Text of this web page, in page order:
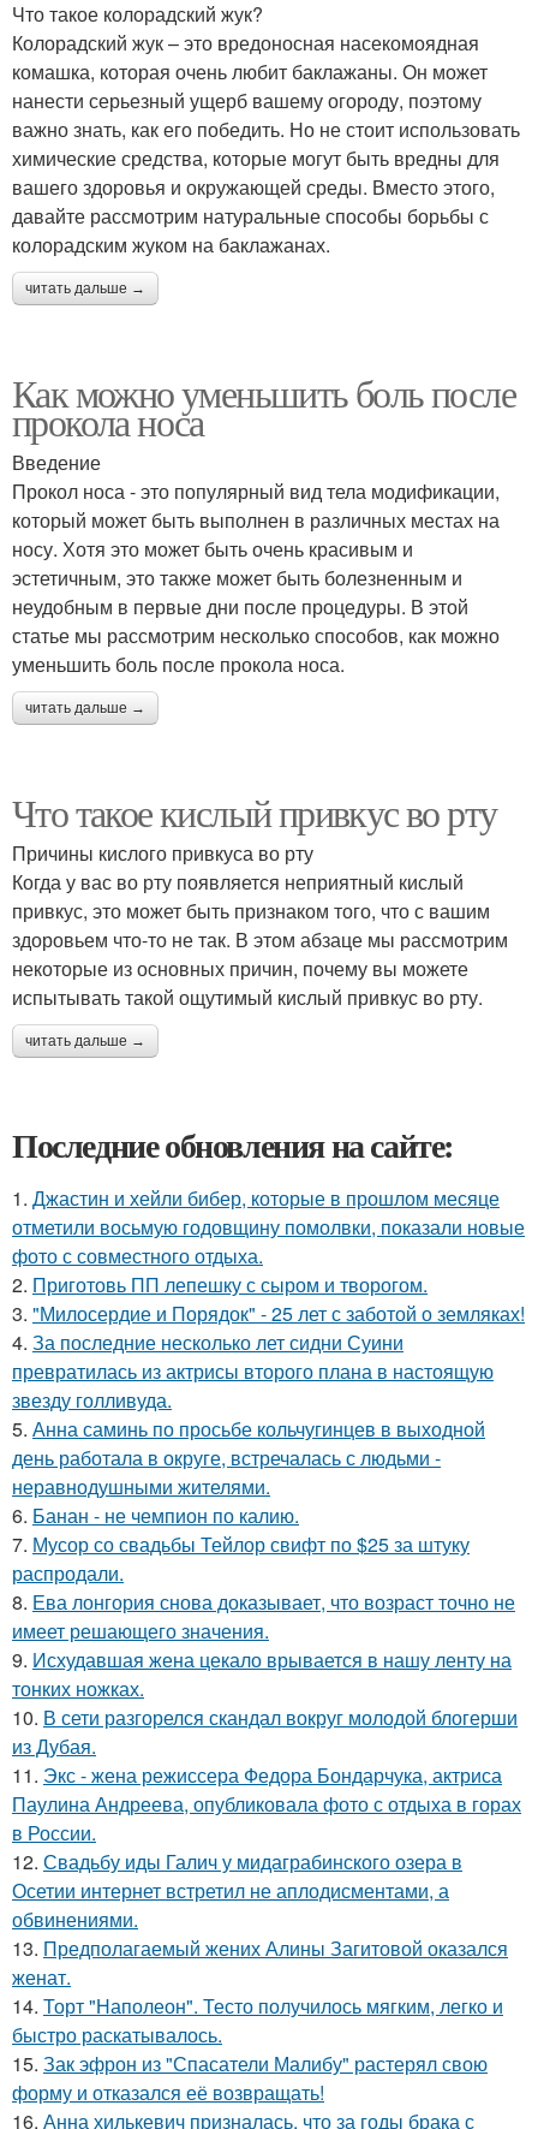
Что такое колорадский жук?
Колорадский жук – это вредоносная насекомоядная
комашка, которая очень любит баклажаны. Он может
нанести серьезный ущерб вашему огороду, поэтому
важно знать, как его победить. Но не стоит использовать
химические средства, которые могут быть вредны для
вашего здоровья и окружающей среды. Вместо этого,
давайте рассмотрим натуральные способы борьбы с
колорадским жуком на баклажанах.
читать дальше →
Как можно уменьшить боль после
прокола носа
Введение
Прокол носа - это популярный вид тела модификации,
который может быть выполнен в различных местах на
носу. Хотя это может быть очень красивым и
эстетичным, это также может быть болезненным и
неудобным в первые дни после процедуры. В этой
статье мы рассмотрим несколько способов, как можно
уменьшить боль после прокола носа.
читать дальше →
Что такое кислый привкус во рту
Причины кислого привкуса во рту
Когда у вас во рту появляется неприятный кислый
привкус, это может быть признаком того, что с вашим
здоровьем что-то не так. В этом абзаце мы рассмотрим
некоторые из основных причин, почему вы можете
испытывать такой ощутимый кислый привкус во рту.
читать дальше →
Последние обновления на сайте:
1. Джастин и хейли бибер, которые в прошлом месяце
отметили восьмую годовщину помолвки, показали новые
фото с совместного отдыха.
2. Приготовь ПП лепешку с сыром и творогом.
3. "Милосердие и Порядок" - 25 лет с заботой о земляках!
4. За последние несколько лет сидни Суини
превратилась из актрисы второго плана в настоящую
звезду голливуда.
5. Анна саминь по просьбе кольчугинцев в выходной
день работала в округе, встречалась с людьми -
неравнодушными жителями.
6. Банан - не чемпион по калию.
7. Мусор со свадьбы Тейлор свифт по $25 за штуку
распродали.
8. Ева лонгория снова доказывает, что возраст точно не
имеет решающего значения.
9. Исхудавшая жена цекало врывается в нашу ленту на
тонких ножках.
10. В сети разгорелся скандал вокруг молодой блогерши
из Дубая.
11. Экс - жена режиссера Федора Бондарчука, актриса
Паулина Андреева, опубликовала фото с отдыха в горах
в России.
12. Свадьбу иды Галич у мидаграбинского озера в
Осетии интернет встретил не аплодисментами, а
обвинениями.
13. Предполагаемый жених Алины Загитовой оказался
женат.
14. Торт "Наполеон". Тесто получилось мягким, легко и
быстро раскатывалось.
15. Зак эфрон из "Спасатели Малибу" растерял свою
форму и отказался её возвращать!
16. Анна хилькевич призналась, что за годы брака с